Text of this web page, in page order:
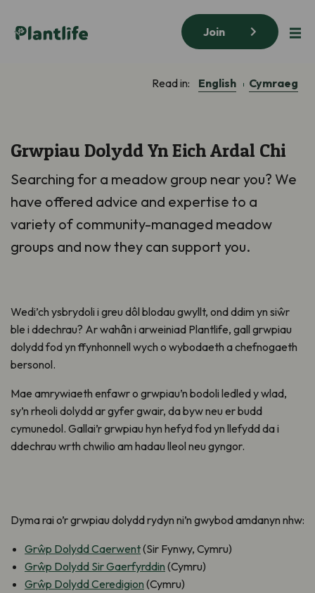
Join
Read in: English Cymraeg
Grwpiau Dolydd Yn Eich Ardal Chi
Searching for a meadow group near you? We
have offered advice and expertise to a
variety of community-managed meadow
groups and now they can support you.
Wedi’ch ysbrydoli i greu dôl blodau gwyllt, ond ddim yn siŵr
ble i ddechrau? Ar wahân i arweiniad Plantlife, gall grwpiau
dolydd fod yn ffynhonnell wych o wybodaeth a chefnogaeth
bersonol.
Mae amrywiaeth enfawr o grwpiau’n bodoli ledled y wlad,
sy’n rheoli dolydd ar gyfer gwair, da byw neu er budd
cymunedol. Gallai’r grwpiau hyn hefyd fod yn llefydd da i
ddechrau wrth chwilio am hadau lleol neu gyngor.
Dyma rai o’r grwpiau dolydd rydyn ni’n gwybod amdanyn nhw:
Grŵp Dolydd Caerwent(Sir Fynwy, Cymru)
Grŵp Dolydd Sir Gaerfyrddin (Cymru)
Grŵp Dolydd Ceredigion (Cymru)